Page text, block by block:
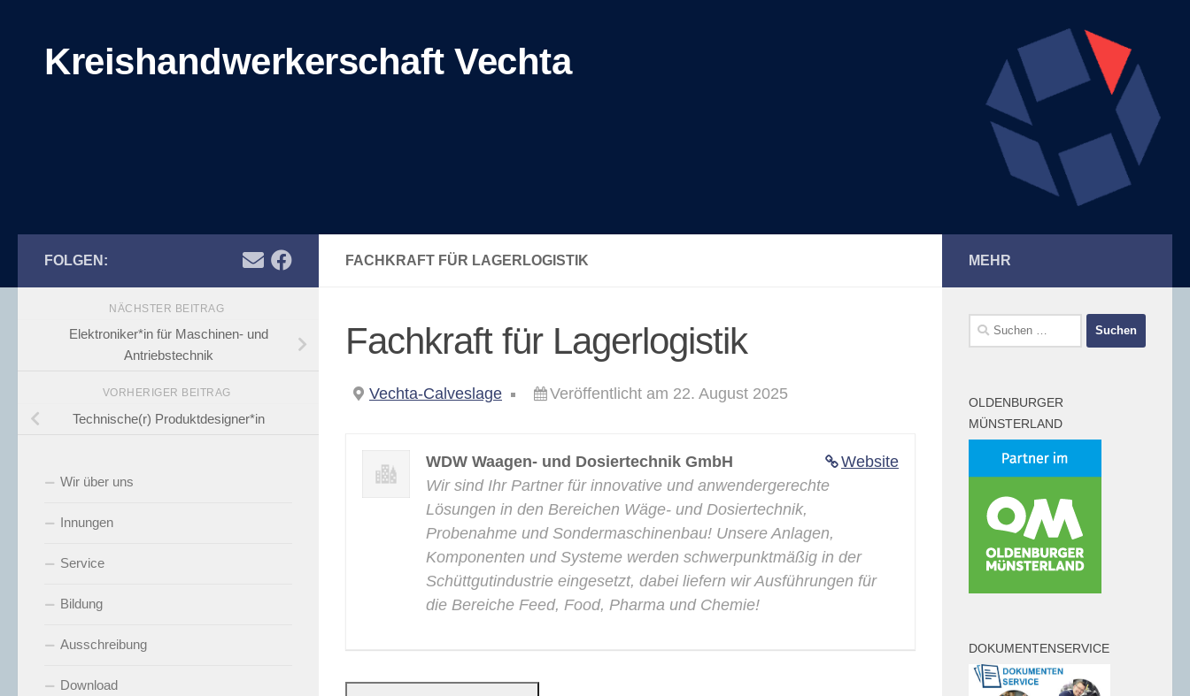
Kreishandwerkerschaft Vechta
FACHKRAFT FÜR LAGERLOGISTIK
Fachkraft für Lagerlogistik
Vechta-Calveslage Veröffentlicht am 22. August 2025
Website
WDW Waagen- und Dosiertechnik GmbH
Wir sind Ihr Partner für innovative und anwendergerechte
Lösungen in den Bereichen Wäge- und Dosiertechnik,
Probenahme und Sondermaschinenbau! Unsere Anlagen,
Komponenten und Systeme werden schwerpunktmäßig in der
Schüttgutindustrie eingesetzt, dabei liefern wir Ausführungen für
die Bereiche Feed, Food, Pharma und Chemie!
FOLGEN:
NÄCHSTER BEITRAG
Elektroniker*in für Maschinen- und
Antriebstechnik
VORHERIGER BEITRAG
Technische(r) Produktdesigner*in
Wir über uns
Innungen
Service
Bildung
Ausschreibung
Download
MEHR
Suchen
nach:
OLDENBURGER
MÜNSTERLAND
DOKUMENTENSERVICE